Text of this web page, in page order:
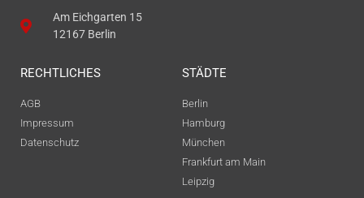
Am Eichgarten 15
12167 Berlin
RECHTLICHES
AGB
Impressum
Datenschutz
STÄDTE
Berlin
Hamburg
München
Frankfurt am Main
Leipzig